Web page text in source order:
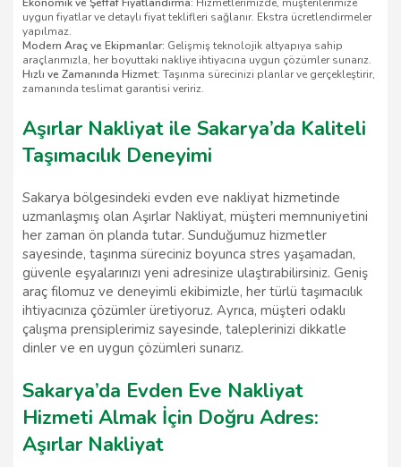
uygun fiyatlar ve detaylı fiyat teklifleri sağlanır. Ekstra ücretlendirmeler
yapılmaz.
Modern Araç ve Ekipmanlar: Gelişmiş teknolojik altyapıya sahip
araçlarımızla, her boyuttaki nakliye ihtiyacına uygun çözümler sunarız.
Hızlı ve Zamanında Hizmet: Taşınma sürecinizi planlar ve gerçekleştirir,
zamanında teslimat garantisi veririz.
Aşırlar Nakliyat ile Sakarya’da Kaliteli
Taşımacılık Deneyimi
Sakarya bölgesindeki evden eve nakliyat hizmetinde
uzmanlaşmış olan Aşırlar Nakliyat, müşteri memnuniyetini
her zaman ön planda tutar. Sunduğumuz hizmetler
sayesinde, taşınma süreciniz boyunca stres yaşamadan,
güvenle eşyalarınızı yeni adresinize ulaştırabilirsiniz. Geniş
araç filomuz ve deneyimli ekibimizle, her türlü taşımacılık
ihtiyacınıza çözümler üretiyoruz. Ayrıca, müşteri odaklı
çalışma prensiplerimiz sayesinde, taleplerinizi dikkatle
dinler ve en uygun çözümleri sunarız.
Sakarya’da Evden Eve Nakliyat
Hizmeti Almak İçin Doğru Adres:
Aşırlar Nakliyat